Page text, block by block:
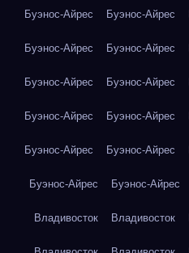
Буэнос-Айрес Буэнос-Айрес
Буэнос-Айрес Буэнос-Айрес
Буэнос-Айрес Буэнос-Айрес
Буэнос-Айрес Буэнос-Айрес
Буэнос-Айрес Буэнос-Айрес
Буэнос-Айрес Буэнос-Айрес
Владивосток Владивосток